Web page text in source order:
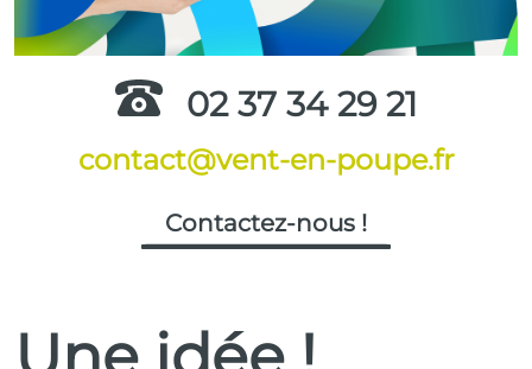
02 37 34 29 21
contact@vent-en-poupe.fr
Contactez-nous !